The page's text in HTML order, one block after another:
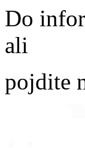
Do
ali
pojdite